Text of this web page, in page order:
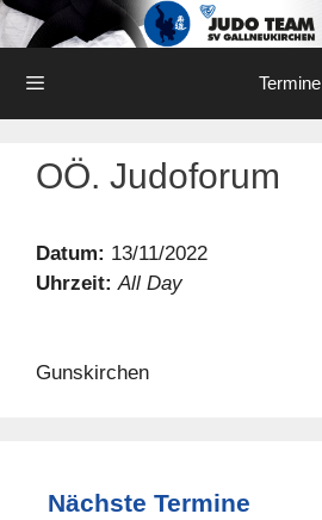
Skip
to
content
Termine
OÖ. Judoforum
Datum: 13/11/2022
Uhrzeit: All Day
Gunskirchen
Nächste Termine